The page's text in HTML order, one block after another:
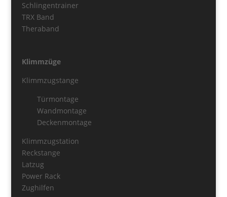
Schlingentrainer
TRX Band
Theraband
Klimmzüge
Klimmzugstange
Türmontage
Wandmontage
Deckenmontage
Klimmzugstation
Reckstange
Latzug
Power Rack
Zughilfen